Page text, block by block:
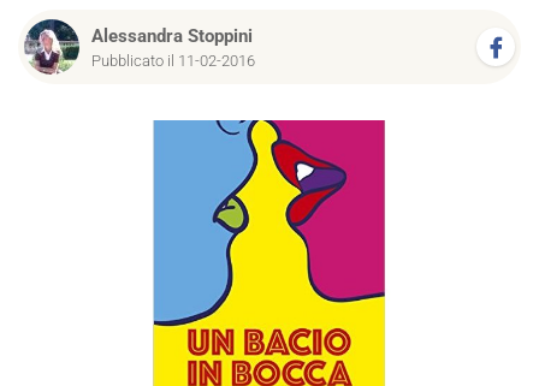
Alessandra Stoppini
Pubblicato il 11-02-2016